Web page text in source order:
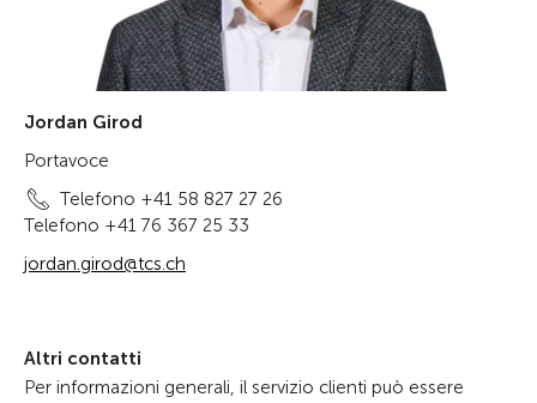
Jordan Girod
Portavoce
Telefono +41 58 827 27 26
Telefono +41 76 367 25 33
jordan.girod@tcs.ch
Altri contatti
Per informazioni generali, il servizio clienti può essere